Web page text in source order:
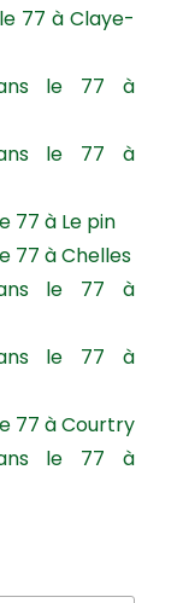
77 à Claye-
le 77 à
le 77 à
77 à Le pin
77 à Chelles
le 77 à
le 77 à
77 à Courtry
le 77 à